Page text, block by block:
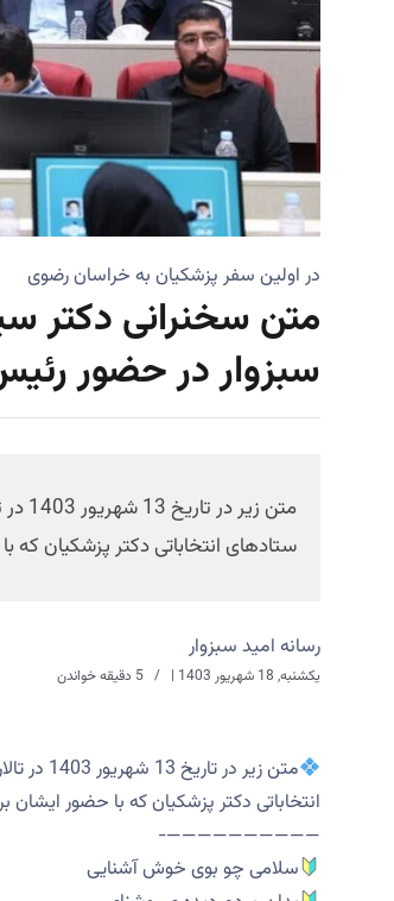
در اولین سفر پزشکیان به خراسان رضوی
متن سخنرانی دکتر
سبزوار در حضور
ستادهای انتخاباتی دکتر پزشکیان که
رسانه امید سبزوار
یکشنبه, 18 شهریور 1403 |
متن
انتخاباتی دکتر پزشکیان که با حضور ایشان
——————————-
سلامی چو بوی خوش آشنایی